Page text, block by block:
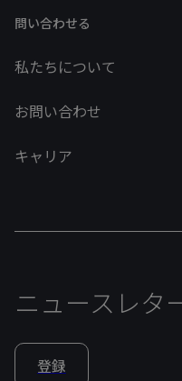
問い合わせる
私たちについて
お問い合わせ
キャリア
ニュースレタ
登録